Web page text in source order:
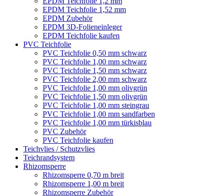
EPDM Teichfolie 1,52 mm
EPDM Zubehör
EPDM 3D-Folieneinleger
EPDM Teichfolie kaufen
PVC Teichfolie
PVC Teichfolie 0,50 mm schwarz
PVC Teichfolie 1,00 mm schwarz
PVC Teichfolie 1,50 mm schwarz
PVC Teichfolie 2,00 mm schwarz
PVC Teichfolie 1,00 mm olivgrün
PVC Teichfolie 1,50 mm olivgrün
PVC Teichfolie 1,00 mm steingrau
PVC Teichfolie 1,00 mm sandfarben
PVC Teichfolie 1,00 mm türkisblau
PVC Zubehör
PVC Teichfolie kaufen
Teichvlies / Schutzvlies
Teichrandsystem
Rhizomsperre
Rhizomsperre 0,70 m breit
Rhizomsperre 1,00 m breit
Rhizomsperre Zubehör